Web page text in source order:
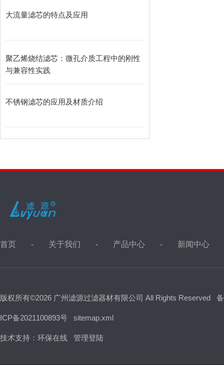
大流量滤芯的特点及应用
聚乙烯烧结滤芯：微孔介质工程中的刚性
与兼容性实践
不锈钢滤芯的应用及材质介绍
首页 关于我们 产品中心 新闻中心
版权所有©2026 广州滤源过滤器材有限公司 All Rights Reserved
ICP备2021100893号 sitemap.xml
技术支持： 环保在线 管理登陆